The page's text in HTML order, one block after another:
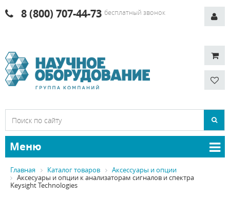
8 (800) 707-44-73 бесплатный звонок
Меню
Главная Каталог товаров
Аксессуары и опции
Аксесуары и опции к анализаторам сигналов и спектра
Keysight Technologies